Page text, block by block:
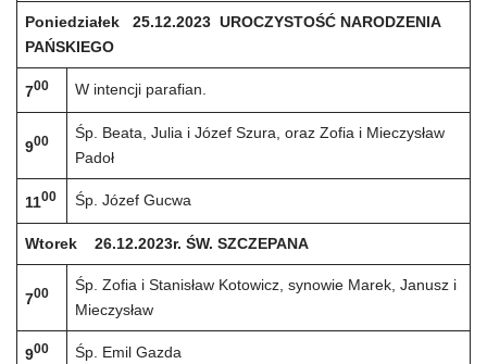
Poniedziałek 25.12.2023 UROCZYSTOŚĆ NARODZENIA
PAŃSKIEGO
700 W intencji parafian.
900
Śp. Beata, Julia i Józef Szura, oraz Zofia i Mieczysław
Padoł
1100 Śp. Józef Gucwa
Wtorek 26.12.2023r. ŚW. SZCZEPANA
700
Śp. Zofia i Stanisław Kotowicz, synowie Marek, Janusz i
Mieczysław
900 Śp. Emil Gazda